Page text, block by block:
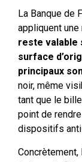
La Banque de
appliquent
reste valable
surface
principaux
noir, même
tant que le
point de
dispositifs